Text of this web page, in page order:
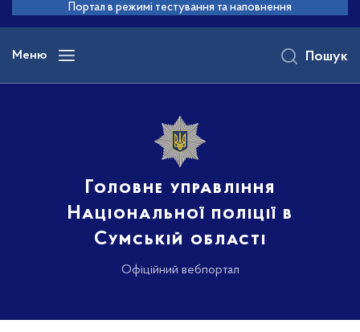
основного
вмісту
Портал в режимі тестування та наповнення
Меню
Головне управління
Національної поліції в
Сумській області
Офіційний вебпортал
Пошук